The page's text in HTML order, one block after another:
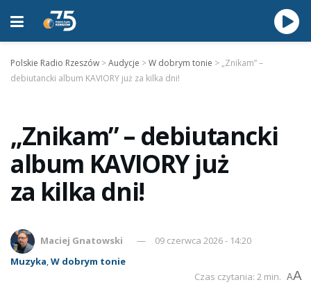
Polskie Radio Rzeszów >Audycje >W dobrym tonie > „Znikam” –
debiutancki album KAVIORY już za kilka dni!
„Znikam” – debiutancki
album KAVIORY już
za kilka dni!
Maciej Gnatowski
09 czerwca 2026 - 14:20
Muzyka,W dobrym tonie
Czas czytania: 2 min. AA